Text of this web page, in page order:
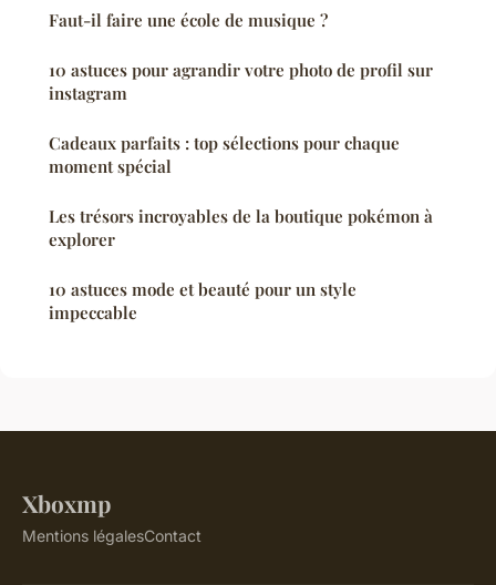
Faut-il faire une école de musique ?
10 astuces pour agrandir votre photo de profil sur
instagram
Cadeaux parfaits : top sélections pour chaque
moment spécial
Les trésors incroyables de la boutique pokémon à
explorer
10 astuces mode et beauté pour un style
impeccable
Xboxmp
Mentions légalesContact